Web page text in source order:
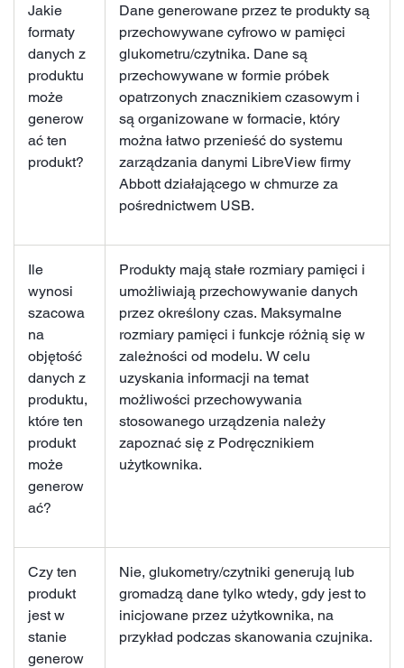
Jakie
formaty
danych z
produktu
może
generow
ać ten
produkt?
Dane generowane przez te produkty są
przechowywane cyfrowo w pamięci
glukometru/czytnika. Dane są
przechowywane w formie próbek
opatrzonych znacznikiem czasowym i
są organizowane w formacie, który
można łatwo przenieść do systemu
zarządzania danymi LibreView firmy
Abbott działającego w chmurze za
pośrednictwem USB.
Ile
wynosi
szacowa
na
objętość
danych z
produktu,
które ten
produkt
może
generow
ać?
Produkty mają stałe rozmiary pamięci i
umożliwiają przechowywanie danych
przez określony czas. Maksymalne
rozmiary pamięci i funkcje różnią się w
zależności od modelu. W celu
uzyskania informacji na temat
możliwości przechowywania
stosowanego urządzenia należy
zapoznać się z Podręcznikiem
użytkownika.
Czy ten
produkt
jest w
stanie
generow
Nie, glukometry/czytniki generują lub
gromadzą dane tylko wtedy, gdy jest to
inicjowane przez użytkownika, na
przykład podczas skanowania czujnika.